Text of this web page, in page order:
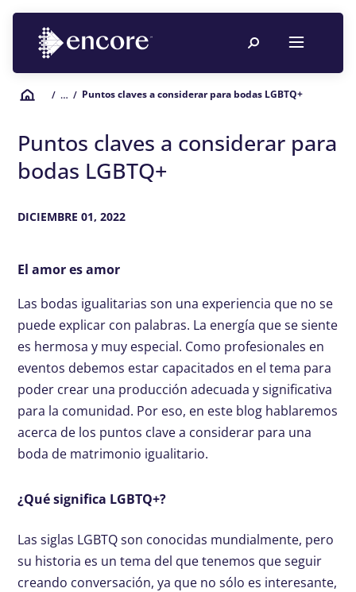
/ … / Puntos claves a considerar para bodas LGBTQ+
Puntos claves a considerar para
bodas LGBTQ+
DICIEMBRE 01, 2022
El amor es amor
Las bodas igualitarias son una experiencia que no se
puede explicar con palabras. La energía que se siente
es hermosa y muy especial. Como profesionales en
eventos debemos estar capacitados en el tema para
poder crear una producción adecuada y significativa
para la comunidad. Por eso, en este blog hablaremos
acerca de los puntos clave a considerar para una
boda de matrimonio igualitario.
¿Qué significa LGBTQ+?
Las siglas LGBTQ son conocidas mundialmente, pero
su historia es un tema del que tenemos que seguir
creando conversación, ya que no sólo es interesante,